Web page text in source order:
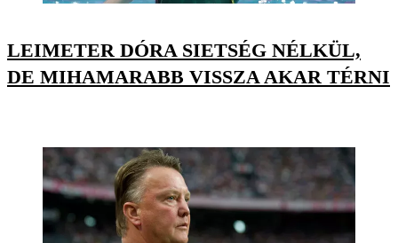
LEIMETER DÓRA SIETSÉG NÉLKÜL,
DE MIHAMARABB VISSZA AKAR TÉRNI